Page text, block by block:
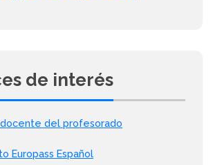
de interés
del profesorado
Europass Español